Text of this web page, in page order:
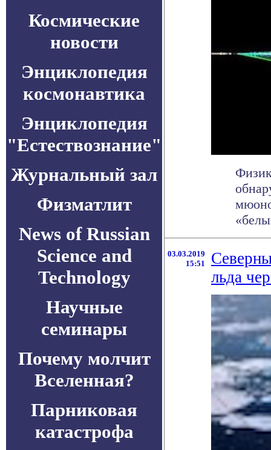
Космические
новости
Энциклопедия
космонавтика
Энциклопедия
"Естествознание"
Журнальный зал
Физматлит
News of Russian
Science and
Technology
Научные
семинары
Почему молчит
Вселенная?
Парниковая
катастрофа
03.03.2019
15:51
льда